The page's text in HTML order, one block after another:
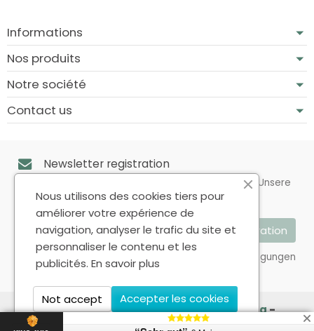
Informations
Nos produits
Notre société
Contact us
Newsletter registration
Sie können Ihr Einverständnis jederzeit widerrufen. Unsere
Kontaktinformationen finden Sie u. a. in der
Datenschutzerklärung.
Ich akzeptiere die Allgemeinen Geschäftsbedingungen
und die Datenschutzrichtlinie
Copyright © 2026 - Design byPrestacrea-
Ecommerce software byPrestaShop™
Nous utilisons des cookies tiers pour
améliorer votre expérience de
navigation, analyser le trafic du site et
personnaliser le contenu et les
publicités. En savoir plus
Accepter les cookies
Not accept